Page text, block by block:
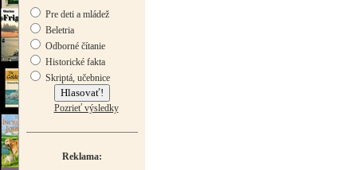
Pre deti a mládež
Beletria
Odborné čítanie
Historické fakta
Skriptá, učebnice
Pozrieť výsledky
Reklama: